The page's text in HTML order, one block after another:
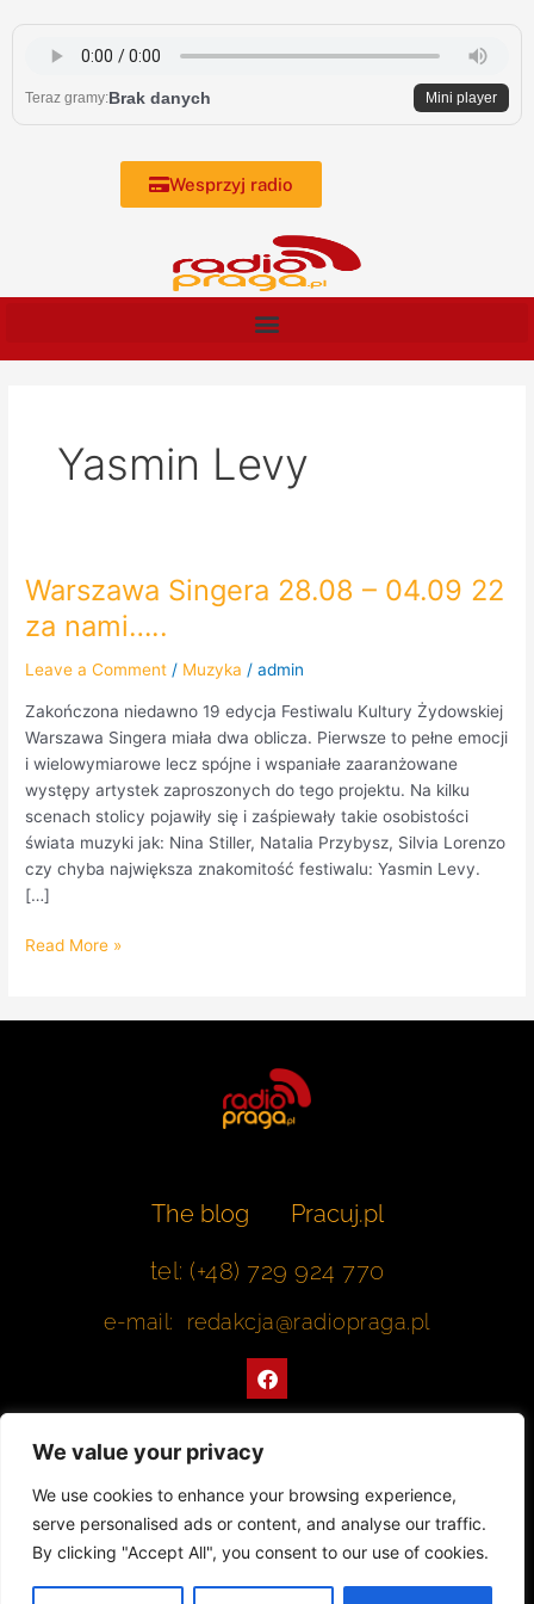
We value your privacy
We use cookies to enhance your browsing experience,
serve personalised ads or content, and analyse our traffic.
By clicking "Accept All", you consent to our use of cookies.
content
Teraz gramy:Brak danych Mini player
Wesprzyj radio
Yasmin Levy
Warszawa Singera 28.08 – 04.09 22
za nami…..
Leave a Comment / Muzyka /admin
Zakończona niedawno 19 edycja Festiwalu Kultury Żydowskiej
Warszawa Singera miała dwa oblicza. Pierwsze to pełne emocji
i wielowymiarowe lecz spójne i wspaniałe zaaranżowane
występy artystek zaproszonych do tego projektu. Na kilku
scenach stolicy pojawiły się i zaśpiewały takie osobistości
świata muzyki jak: Nina Stiller, Natalia Przybysz, Silvia Lorenzo
czy chyba największa znakomitość festiwalu: Yasmin Levy.
[…]
Warszawa
28.08
–
22
za
nami…..
Read More »
The blog
Pracuj.pl
tel: (+48) 729 924 770
e-mail: redakcja@radiopraga.pl
F
a
c
o
k
Współpracujemy z Muzeum Warszawskiej Pragi
© 2022 All rights Reserved. Radiopraga.pl
Projekt strony internetowej: tomasz-kaminski.pl